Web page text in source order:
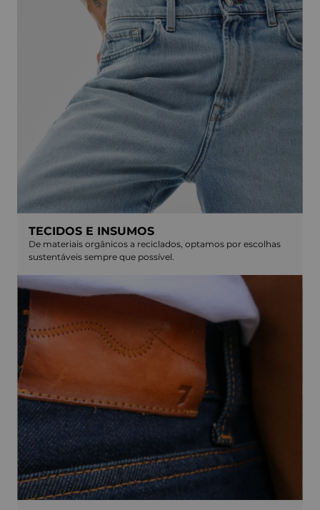
TECIDOS E INSUMOS
De materiais orgânicos a reciclados, optamos por escolhas
sustentáveis sempre que possível.